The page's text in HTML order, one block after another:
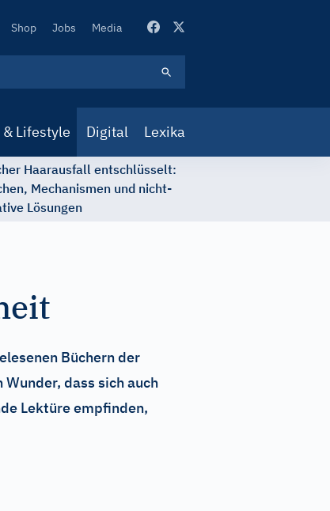
Secondary
Shop Jobs Media
& Lifestyle Digital Lexika
Haarausfall entschlüsselt:
Mechanismen und nicht-
Lösungen
Büchern der
dass sich auch
Lektüre empfinden,